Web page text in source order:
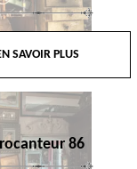
SAVOIR PLUS
86